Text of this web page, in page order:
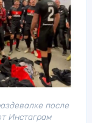
после
Инстаграм